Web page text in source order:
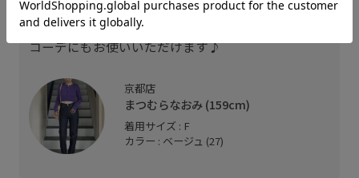
とても軽いオシャレな形のレザーバッグ。
カラーも品があり、カジュアルな装いにも、綺麗目
コーデにもお使いいただけます♪
京都店
まつむらなおみ (159cm)
着用サイズ : F
カラー : ベージュ (27)